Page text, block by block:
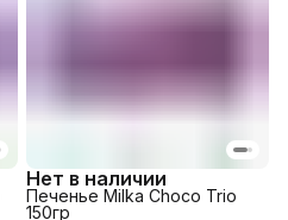
Нет в наличии
Печенье Milka Choco Trio
150гр